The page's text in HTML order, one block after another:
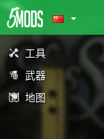
工具
武器
地图